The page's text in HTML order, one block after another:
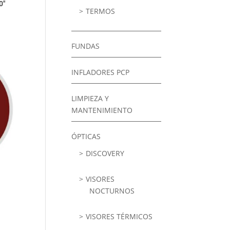
TERMOS
FUNDAS
INFLADORES PCP
LIMPIEZA Y
MANTENIMIENTO
ÓPTICAS
DISCOVERY
VISORES
NOCTURNOS
VISORES TÉRMICOS